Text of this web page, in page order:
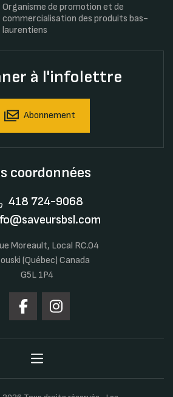
Organisme de promotion et de
commercialisation des produits bas-
laurentiens
à l'infolettre
Abonnement
coordonnées
418 724-9068
Moreault, Local RC.04
(Québec) Canada
G5L 1P4